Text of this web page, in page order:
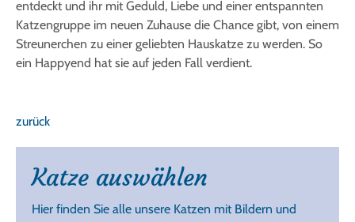
entdeckt und ihr mit Geduld, Liebe und einer entspannten
Katzengruppe im neuen Zuhause die Chance gibt, von einem
Streunerchen zu einer geliebten Hauskatze zu werden. So
ein Happyend hat sie auf jeden Fall verdient.
zurück
Katze auswählen
Hier finden Sie alle unsere Katzen mit Bildern und